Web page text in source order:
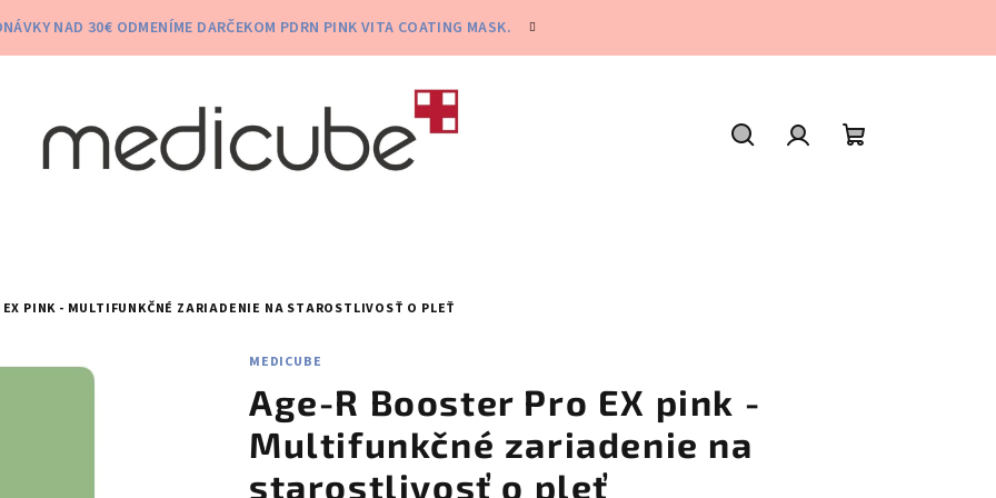
NAD 30€ ODMENÍME DARČEKOM PDRN PINK VITA COATING MASK.
PINK - MULTIFUNKČNÉ ZARIADENIE NA STAROSTLIVOSŤ O PLEŤ
MEDICUBE
Age-R Booster Pro EX pink -
Multifunkčné zariadenie na
starostlivosť o pleť